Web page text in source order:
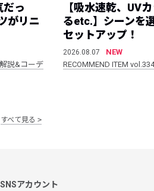
だっ
がリニ
説&コーデ
【吸水速乾、UV
るetc.】シーンを
セットアップ！
2026.08.07
NEW
RECOMMEND ITEM vol.334
すべて見る
アカウント